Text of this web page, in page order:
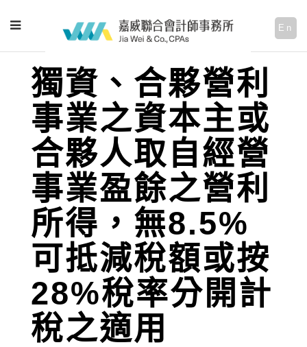
En
獨資、合夥營利
事業之資本主或
合夥人取自經營
事業盈餘之營利
所得，無8.5%
可抵減稅額或按
28%稅率分開計
稅之適用